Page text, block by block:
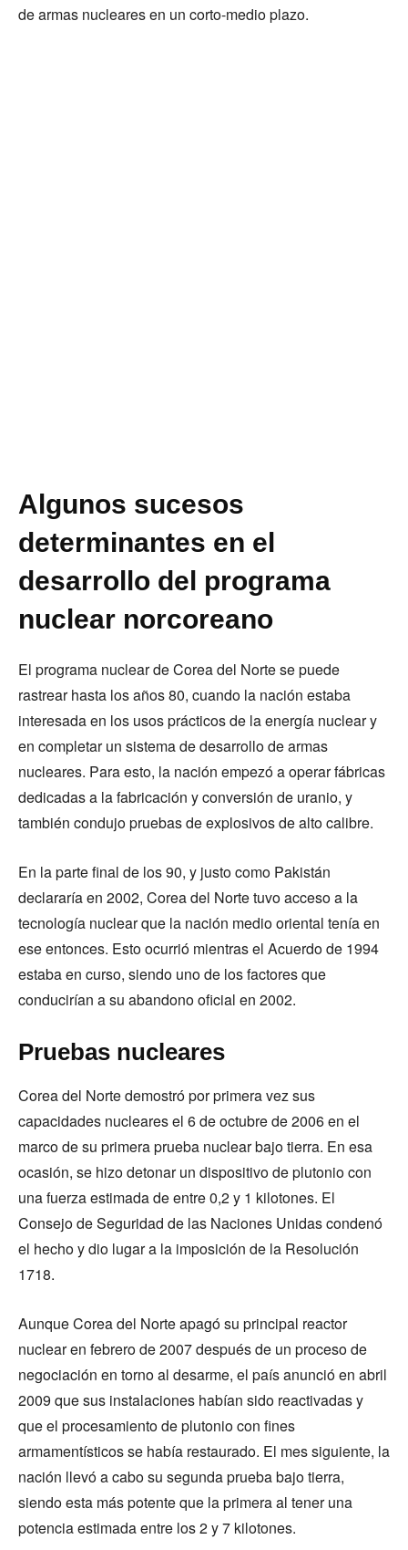
de armas nucleares en un corto-medio plazo.
Algunos sucesos
determinantes en el
desarrollo del programa
nuclear norcoreano
El programa nuclear de Corea del Norte se puede
rastrear hasta los años 80, cuando la nación estaba
interesada en los usos prácticos de la energía nuclear y
en completar un sistema de desarrollo de armas
nucleares. Para esto, la nación empezó a operar fábricas
dedicadas a la fabricación y conversión de uranio, y
también condujo pruebas de explosivos de alto calibre.
En la parte final de los 90, y justo como Pakistán
declararía en 2002, Corea del Norte tuvo acceso a la
tecnología nuclear que la nación medio oriental tenía en
ese entonces. Esto ocurrió mientras el Acuerdo de 1994
estaba en curso, siendo uno de los factores que
conducirían a su abandono oficial en 2002.
Pruebas nucleares
Corea del Norte demostró por primera vez sus
capacidades nucleares el 6 de octubre de 2006 en el
marco de su primera prueba nuclear bajo tierra. En esa
ocasión, se hizo detonar un dispositivo de plutonio con
una fuerza estimada de entre 0,2 y 1 kilotones. El
Consejo de Seguridad de las Naciones Unidas condenó
el hecho y dio lugar a la imposición de la Resolución
1718.
Aunque Corea del Norte apagó su principal reactor
nuclear en febrero de 2007 después de un proceso de
negociación en torno al desarme, el país anunció en abril
2009 que sus instalaciones habían sido reactivadas y
que el procesamiento de plutonio con fines
armamentísticos se había restaurado. El mes siguiente, la
nación llevó a cabo su segunda prueba bajo tierra,
siendo esta más potente que la primera al tener una
potencia estimada entre los 2 y 7 kilotones.